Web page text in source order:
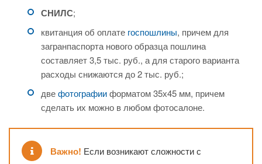
СНИЛС;
квитанция об оплате госпошлины, причем для
загранпаспорта нового образца пошлина
составляет 3,5 тыс. руб., а для старого варианта
расходы снижаются до 2 тыс. руб.;
двефотографииформатом 35х45 мм, причем
сделать их можно в любом фотосалоне.
Важно! Если возникают сложности с